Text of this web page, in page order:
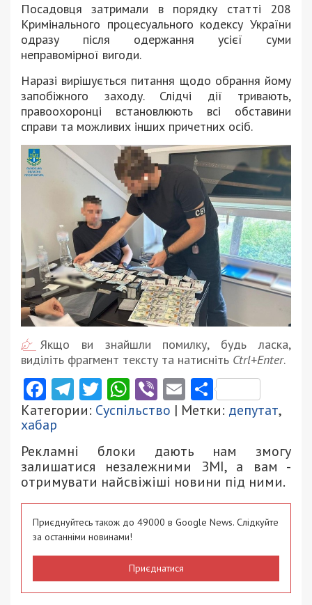
Посадовця затримали в порядку статті 208
Кримінального процесуального кодексу України
одразу після одержання усієї суми
неправомірної вигоди.
Наразі вирішується питання щодо обрання йому
запобіжного заходу. Слідчі дії тривають,
правоохоронці встановлюють всі обставини
справи та можливих інших причетних осіб.
Якщо ви знайшли помилку, будь ласка,
виділіть фрагмент тексту та натисніть Ctrl+Enter.
Facebook
Telegram
Twitter
WhatsApp
ViberEmail
Категории: Суспільство | Метки: депутат,
хабар
Рекламні блоки дають нам змогу
залишатися незалежними ЗМІ, а вам -
отримувати найсвіжіші новини під ними.
Приєднуйтесь також до 49000 в Google News. Слідкуйте
за останніми новинами!
Приєднатися